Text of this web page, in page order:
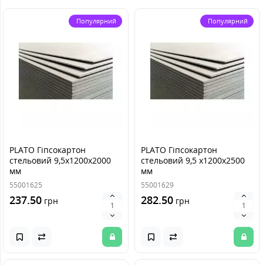
Популярний
PLATO Гіпсокартон
стельовий 9,5х1200х2000
мм
55001625
237.50 грн
Популярний
PLATO Гіпсокартон
стельовий 9,5 х1200х2500
мм
55001629
282.50 грн